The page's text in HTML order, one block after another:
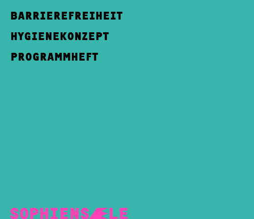
BARRIEREFREIHEIT
HYGIENEKONZEPT
PROGRAMMHEFT